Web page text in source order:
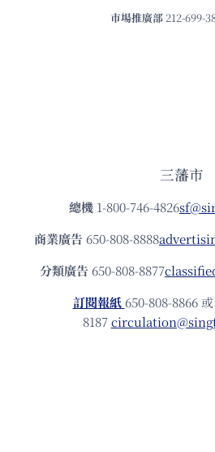
市場推廣部 212-699-
三藩市
總機 1-800-746-4826
商業廣告 650-808-8888
分類廣告 650-808-8877
訂閱報紙 650-808-8866
8187